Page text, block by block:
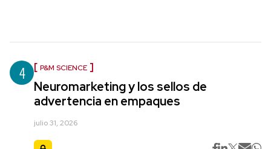
4 P&M SCIENCE
Neuromarketing y los sellos de
advertencia en empaques
julio 31, 2026